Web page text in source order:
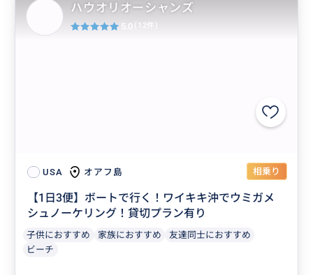
USA オアフ島 相乗り
【1日3便】ボートで行く！ワイキキ沖でウミガメ
シュノーケリング！貸切プラン有り
子供におすすめ 家族におすすめ
友達同士におすすめ
ビーチ
ハウオリオーシャンズ
5.0 (12件)